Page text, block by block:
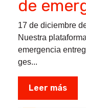
de
17 de diciembre
Nuestra
emergencia
ges...
Leer más